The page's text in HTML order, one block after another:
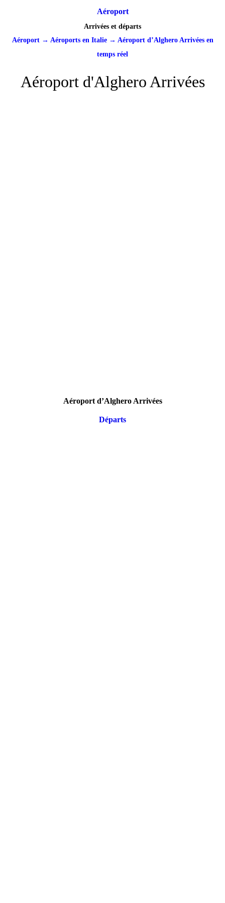
Aéroport
Arrivées et départs
Aéroport→ Aéroports en Italie→ Aéroport d’Alghero Arrivées en
temps réel
Aéroport d'Alghero Arrivées
Aéroport d’Alghero Arrivées
Départs